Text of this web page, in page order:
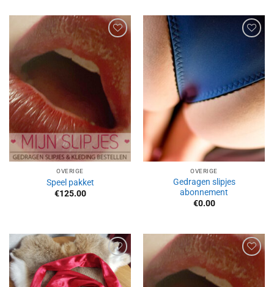
Aan
verlanglijst
toevoegen
OVERIGE
Speel pakket
€125.00
OVERIGE
Gedragen slipjes
abonnement
€0.00
Aan
verlanglijst
toevoegen
Aan
verlanglijst
toevoegen